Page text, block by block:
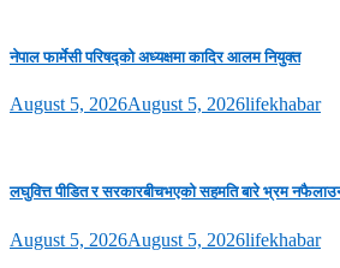
नेपाल फार्मेसी परिषद्को अध्यक्षमा कादिर आलम नियुक्त
August 5, 2026August 5, 2026lifekhabar
लघुवित्त पीडित र सरकारबीचभएको सहमति बारे भ्रम
August 5, 2026August 5, 2026lifekhabar